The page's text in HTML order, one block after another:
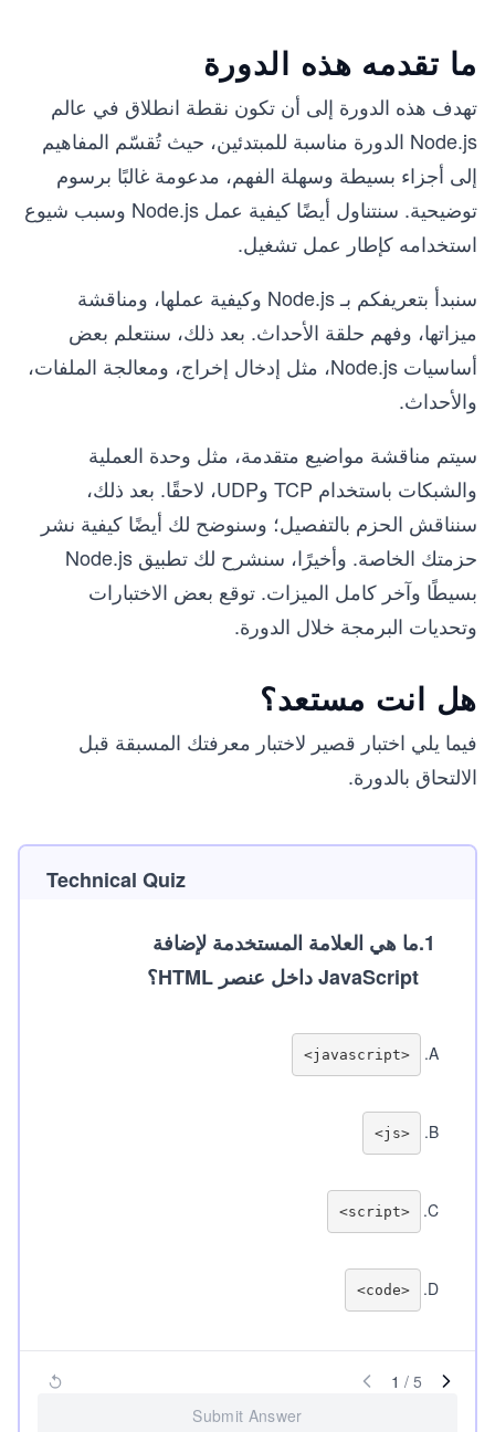
ما تقدمه هذه الدورة
تهدف هذه الدورة إلى أن تكون نقطة انطلاق في عالم
Node.js الدورة مناسبة للمبتدئين، حيث تُقسّم المفاهيم
إلى أجزاء بسيطة وسهلة الفهم، مدعومة غالبًا برسوم
توضيحية. سنتناول أيضًا كيفية عمل Node.js وسبب شيوع
استخدامه كإطار عمل تشغيل.
سنبدأ بتعريفكم بـ Node.js وكيفية عملها، ومناقشة
ميزاتها، وفهم حلقة الأحداث. بعد ذلك، سنتعلم بعض
أساسيات Node.js، مثل إدخال إخراج، ومعالجة الملفات،
والأحداث.
سيتم مناقشة مواضيع متقدمة، مثل وحدة العملية
والشبكات باستخدام TCP وUDP، لاحقًا. بعد ذلك،
سنناقش الحزم بالتفصيل؛ وسنوضح لك أيضًا كيفية نشر
حزمتك الخاصة. وأخيرًا، سنشرح لك تطبيق Node.js
بسيطًا وآخر كامل الميزات. توقع بعض الاختبارات
وتحديات البرمجة خلال الدورة.
هل انت مستعد؟
فيما يلي اختبار قصير لاختبار معرفتك المسبقة قبل
الالتحاق بالدورة.
Technical Quiz
1
.ما هي العلامة المستخدمة لإضافة
JavaScript داخل عنصر HTML؟
A
.
<javascript>
B
.
<js>
C
.
<script>
D
.
<code>
1 / 5
Submit Answer